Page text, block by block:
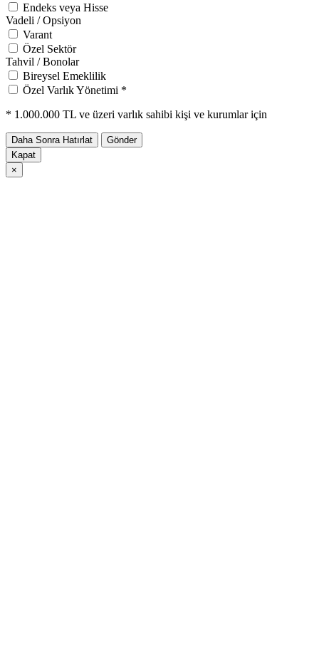
Endeks veya Hisse
Vadeli / Opsiyon
Varant
Özel Sektör
Tahvil / Bonolar
Bireysel Emeklilik
Özel Varlık Yönetimi *
* 1.000.000 TL ve üzeri varlık sahibi kişi ve kurumlar için
Daha Sonra Hatırlat
Gönder
Kapat
×